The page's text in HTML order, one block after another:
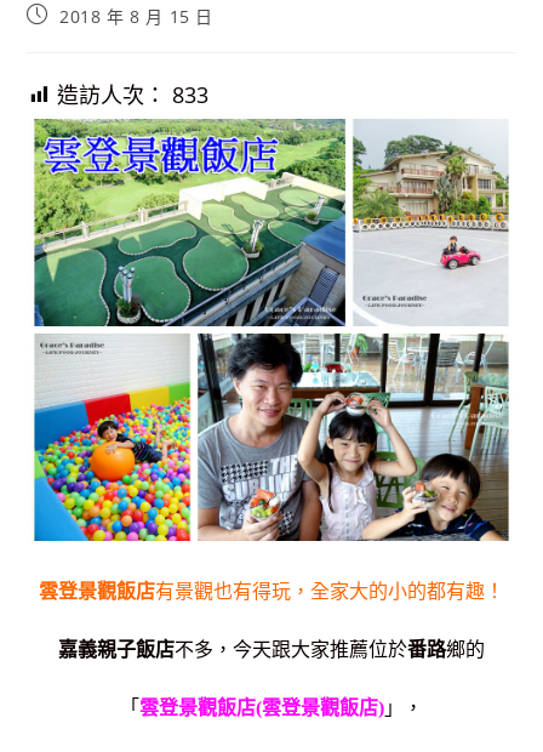
Post2018 年 8 月 15 日
造訪人次： 833
雲登景觀飯店有景觀也有得玩，全家大的小的都有趣！
嘉義親子飯店不多，今天跟大家推薦位於番路鄉的
「 雲登景觀飯店(雲登景觀飯店) 」，